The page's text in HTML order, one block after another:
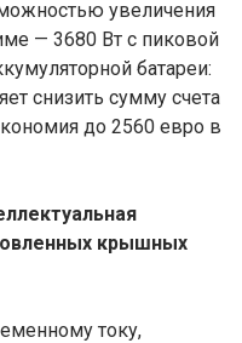
увеличения
— 3680 Вт с пиковой
батареи:
снизить сумму счета
до 2560 евро в
крышных
току,